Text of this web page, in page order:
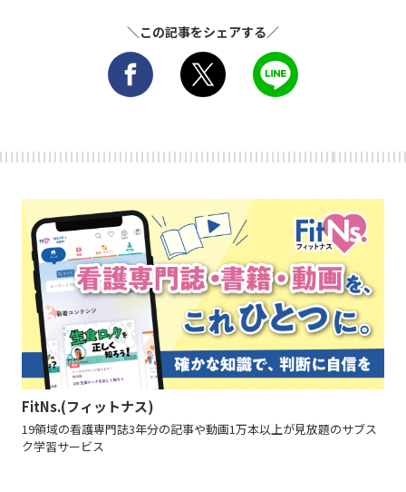
＼この記事をシェアする／
FitNs.(フィットナス)
19領域の看護専門誌3年分の記事や動画1万本以上が見放題のサブス
ク学習サービス